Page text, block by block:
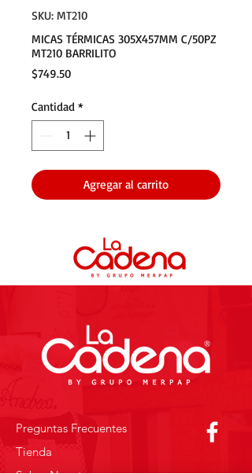
SKU: MT210
MICAS TÉRMICAS 305X457MM C/50PZ
MT210 BARRILITO
$749.50Precio
Cantidad *
Agregar al carrito
Preguntas Frecuentes
Tienda